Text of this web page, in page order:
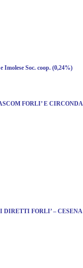
Soc. coop. (0,24%)
FORLI’ E
FORLI’ – CESENA